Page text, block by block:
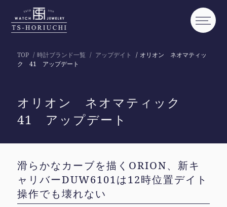
TOP 時計ブランド一覧 アップデイト
オリオン ネオマティッ
ク 41 アップデート
オリオン ネオマティック
41 アップデート
滑らかなカーブを描くORION、新キ
ャリバーDUW6101は12時位置デイト
操作でも壊れない